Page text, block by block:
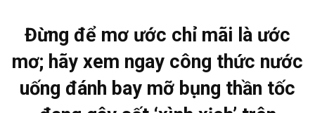
Đừng để mơ ước chỉ mãi là ước
mơ; hãy xem ngay công thức nước
uống đánh bay mỡ bụng thần tốc